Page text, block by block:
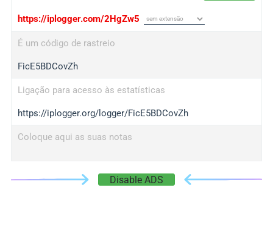
https://iplogger.com/2HgZw5
É um código de rastreio
FicE5BDCovZh
Ligação para acesso às estatísticas
https://iplogger.org/logger/FicE5BDCovZh
Coloque aqui as suas notas
Disable ADS